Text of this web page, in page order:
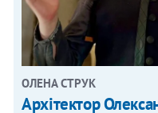
ОЛЕНА СТРУК
Архітектор